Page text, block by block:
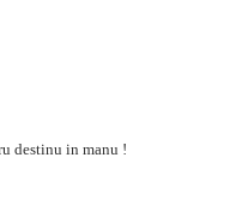
destinu in manu !